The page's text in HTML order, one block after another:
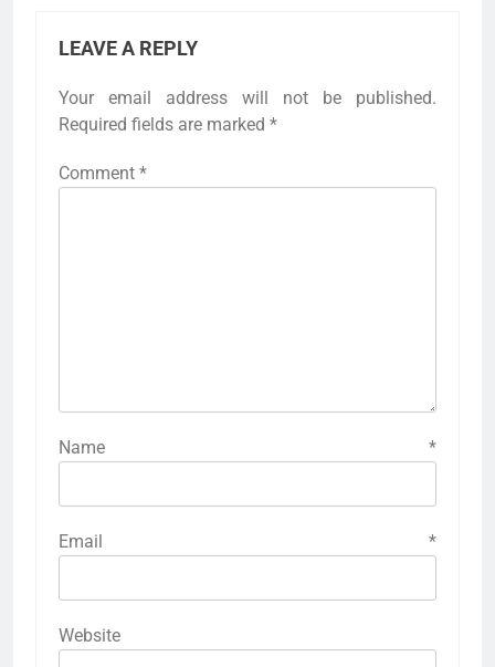
LEAVE A REPLY
Your email address will not be published.
Required fields are marked *
Comment *
Name *
Email *
Website